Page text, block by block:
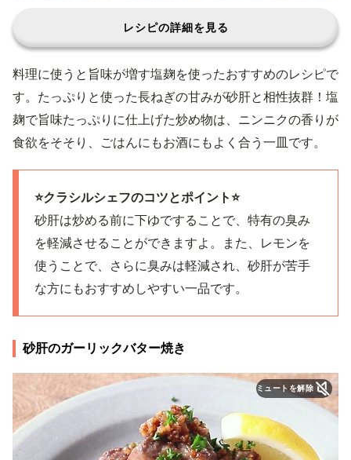
レシピの詳細を見る
料理に使うと旨味が増す塩麹を使ったおすすめのレシピで
す。たっぷりと使った長ねぎの甘みが砂肝と相性抜群！塩
麹で旨味たっぷりに仕上げた炒め物は、ニンニクの香りが
食欲をそそり、ごはんにもお酒にもよく合う一皿です。
⭐️クラシルシェフのコツとポイント⭐️
砂肝は炒める前に下ゆですることで、特有の臭み
を軽減させることができますよ。また、レモンを
使うことで、さらに臭みは軽減され、砂肝が苦手
な方にもおすすめしやすい一品です。
砂肝のガーリックバター焼き
ミュートを解除